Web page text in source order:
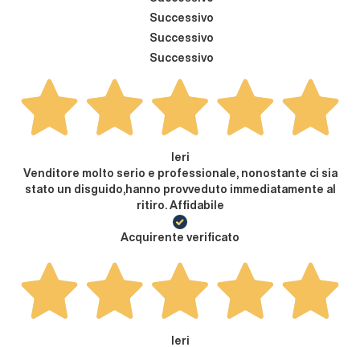
Successivo
Successivo
Successivo
Ieri
Venditore molto serio e professionale, nonostante ci sia
stato un disguido,hanno provveduto immediatamente al
ritiro. Affidabile
Acquirente verificato
Ieri